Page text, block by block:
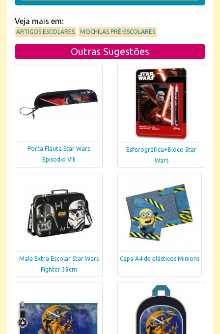
Veja mais em:
ARTIGOS ESCOLARES MOCHILAS PRÉ-ESCOLARES
Outras Sugestões
Porta Flauta Star Wars
Episodio VIII
Esferográfica+Bloco Star
Wars
Mala Extra Escolar Star Wars
Fighter 38cm
Capa A4 de elásticos Minions